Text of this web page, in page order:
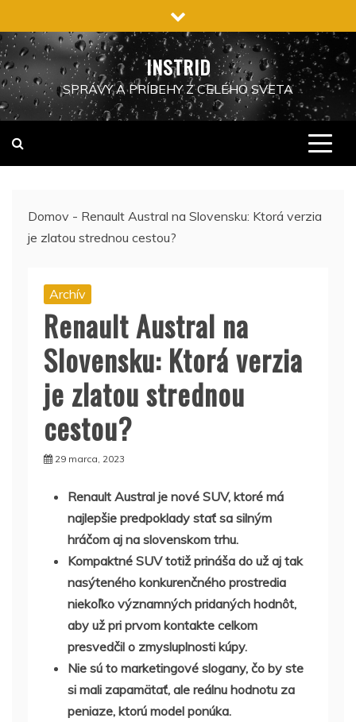
na
obsah
INSTRID
SPRÁVY A PRÍBEHY Z CELÉHO SVETA
Domov - Renault Austral na Slovensku: Ktorá verzia
je zlatou strednou cestou?
Archív
Renault Austral na
Slovensku: Ktorá verzia
je zlatou strednou
cestou?
29 marca, 2023
Renault Austral je nové SUV, ktoré má
najlepšie predpoklady stať sa silným
hráčom aj na slovenskom trhu.
Kompaktné SUV totiž prináša do už aj tak
nasýteného konkurenčného prostredia
niekoľko významných pridaných hodnôt,
aby už pri prvom kontakte celkom
presvedčil o zmysluplnosti kúpy.
Nie sú to marketingové slogany, čo by ste
si mali zapamätať, ale reálnu hodnotu za
peniaze, ktorú model ponúka.